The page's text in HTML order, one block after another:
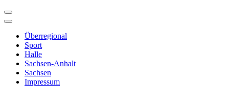
Überregional
Sport
Halle
Sachsen-Anhalt
Sachsen
Impressum